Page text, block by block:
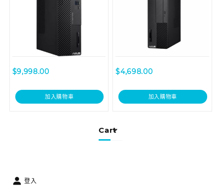
Cart
$9,998.00
加入購物車
$4,698.00
加入購物車
登入